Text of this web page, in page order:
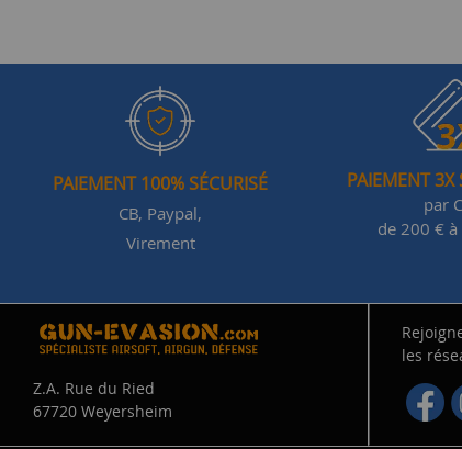
PAIEMENT 100% SÉCURISÉ
CB, Paypal,
Virement
PAIEMENT 3X
par
de 200 €
Z.A. Rue du Ried
67720 Weyersheim
les